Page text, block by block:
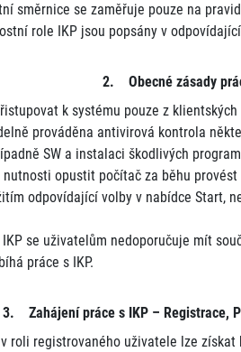
směrnice se zaměřuje pouze na
role IKP jsou popsány v
2. Obecné zásady
k systému pouze z
prováděna antivirová kontrola
SW a instalaci škodlivých
opustit počítač za běhu
odpovídající volby v nabídce Start,
se uživatelům nedoporučuje mít
práce s IKP.
3. Zahájení práce s IKP – Registrace,
roli registrovaného uživatele lze získat